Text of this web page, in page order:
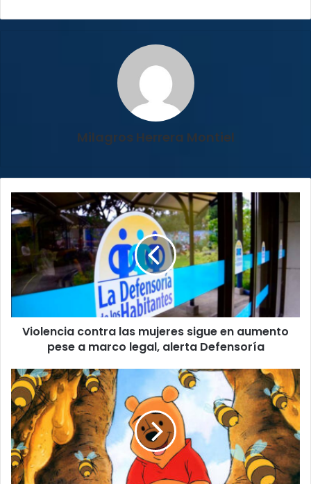
Milagros Herrera Montiel
Violencia
contra
las
mujeres
sigue
en
aumento
pese
a
marco
Defensoría
Violencia contra las mujeres sigue en aumento
pese a marco legal, alerta Defensoría
Winnie
Pooh
cumple
un
siglo
y
reafirma
su